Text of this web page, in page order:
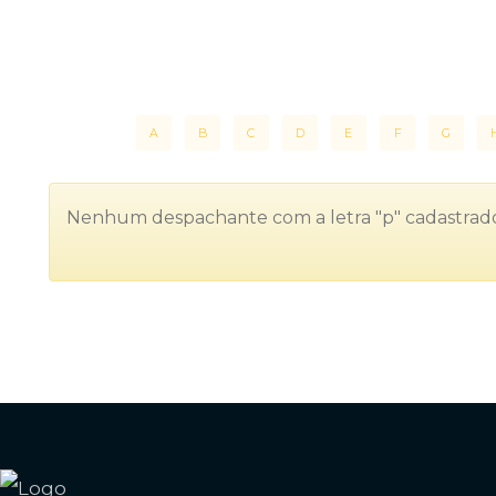
A B C D E F G
Nenhum despachante com a letra "p"